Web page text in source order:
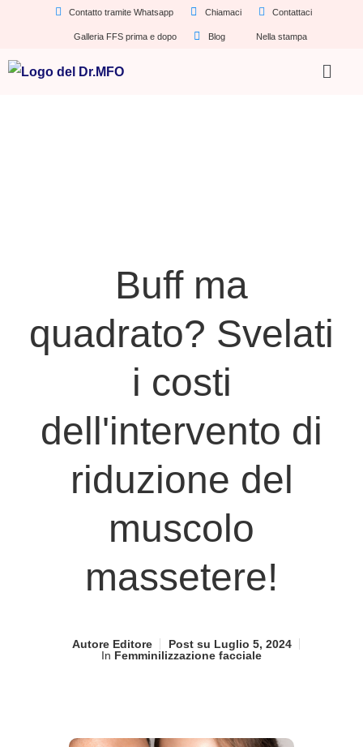
Contatto tramite Whatsapp Chiamaci Contattaci
Galleria FFS prima e dopo Blog Nella stampa
Buff ma
quadrato? Svelati
i costi
dell'intervento di
riduzione del
muscolo
massetere!
AutoreEditore Post su Luglio 5, 2024
In Femminilizzazione facciale